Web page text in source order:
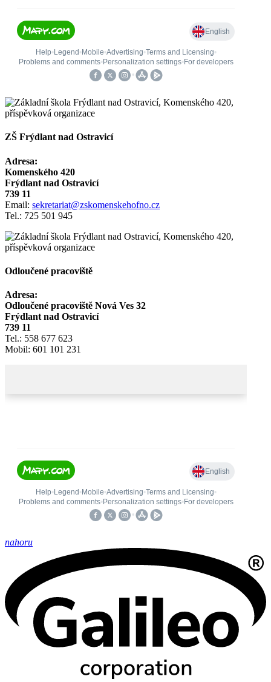
ZŠ Frýdlant nad Ostravicí
Adresa:
Komenského 420
Frýdlant nad Ostravicí
739 11
Email: sekretariat@zskomenskehofno.cz
Tel.: 725 501 945
Odloučené pracoviště
Adresa:
Odloučené pracoviště Nová Ves 32
Frýdlant nad Ostravicí
739 11
Tel.: 558 677 623
Mobil: 601 101 231
nahoru